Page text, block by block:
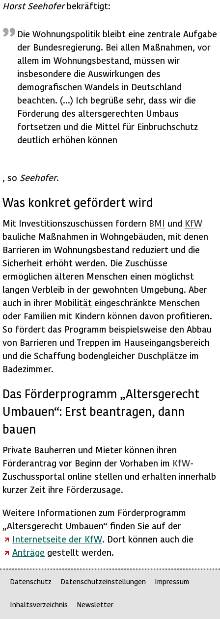
Horst Seehoferbekräftigt:
Die Wohnungspolitik bleibt eine zentrale Aufgabe
der Bundesregierung. Bei allen Maßnahmen, vor
allem im Wohnungsbestand, müssen wir
insbesondere die Auswirkungen des
demografischen Wandels in Deutschland
beachten. (…) Ich begrüße sehr, dass wir die
Förderung des altersgerechten Umbaus
fortsetzen und die Mittel für Einbruchschutz
deutlich erhöhen können
, so Seehofer.
Was konkret gefördert wird
Mit Investitionszuschüssen fördern BMI und KfW
bauliche Maßnahmen in Wohngebäuden, mit denen
Barrieren im Wohnungsbestand reduziert und die
Sicherheit erhöht werden. Die Zuschüsse
ermöglichen älteren Menschen einen möglichst
langen Verbleib in der gewohnten Umgebung. Aber
auch in ihrer Mobilität eingeschränkte Menschen
oder Familien mit Kindern können davon profitieren.
So fördert das Programm beispielsweise den Abbau
von Barrieren und Treppen im Hauseingangsbereich
und die Schaffung bodengleicher Duschplätze im
Badezimmer.
Das Förderprogramm „Altersgerecht
Umbauen“: Erst beantragen, dann
bauen
Private Bauherren und Mieter können ihren
Förderantrag vor Beginn der Vorhaben im KfW-
Zuschussportal online stellen und erhalten innerhalb
kurzer Zeit ihre Förderzusage.
Weitere Informationen zum Förderprogramm
„Altersgerecht Umbauen“ finden Sie auf der
Internetseite der KfW. Dort können auch die
Anträge gestellt werden.
Datenschutz Datenschutzeinstellungen Impressum
Inhaltsverzeichnis Newsletter